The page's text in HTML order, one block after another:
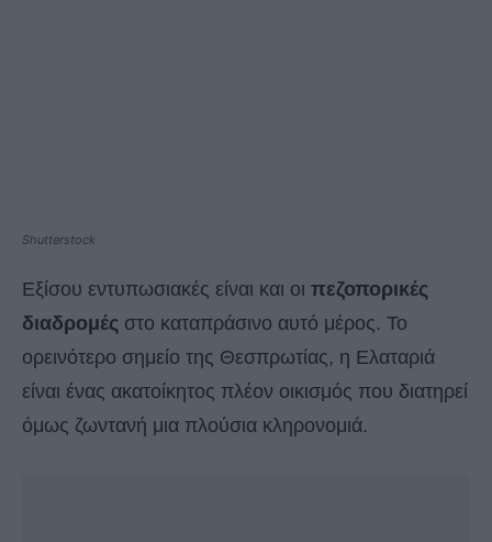
Shutterstock
Εξίσου εντυπωσιακές είναι και οι πεζοπορικές
διαδρομές στο καταπράσινο αυτό μέρος. Το
ορεινότερο σημείο της Θεσπρωτίας, η Ελαταριά
είναι ένας ακατοίκητος πλέον οικισμός που διατηρεί
όμως ζωντανή μια πλούσια κληρονομιά.